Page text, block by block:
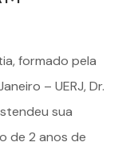
, formado pela
– UERJ, Dr.
sua
de 2 anos de